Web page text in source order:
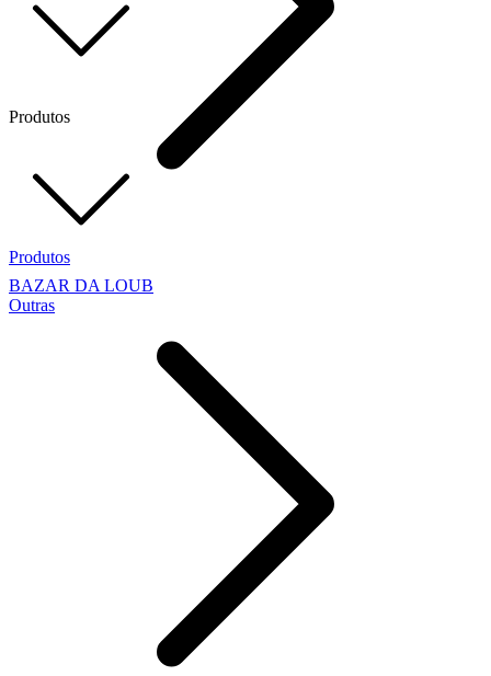
Produtos
BAZAR DA LOUB
Outras
Produtos